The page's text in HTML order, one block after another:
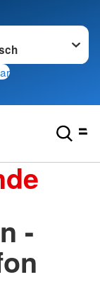
wechseln zu
-